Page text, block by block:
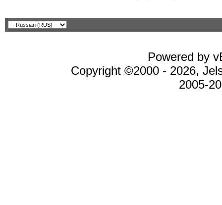
Powered by
Copyright ©2000 - 2026,
2005-